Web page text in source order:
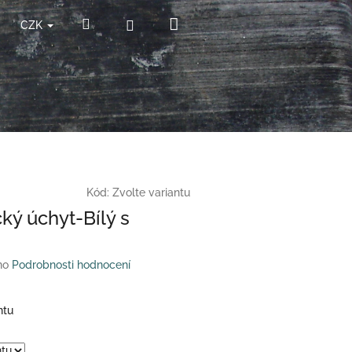
CZK HledatPřihlášeníNákupní
košík
Kód: Zvolte variantu
úchyt-Bílý s
Podrobnosti hodnocení